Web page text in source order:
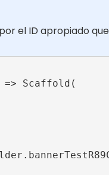
el ID apropiado